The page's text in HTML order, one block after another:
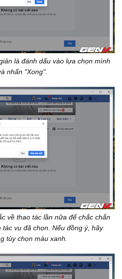
là đánh dấu vào lựa chọn mình
nhấn "Xong".
về thao tác lần nữa để chắc chắn
vụ đã chọn. Nếu đồng ý, hãy
tùy chọn màu xanh.